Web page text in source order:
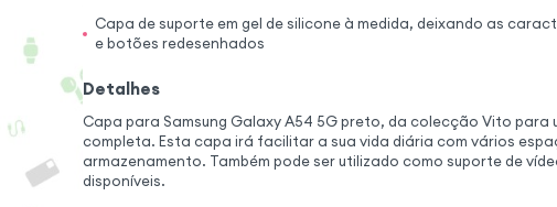
Capa de suporte em gel de silicone à medida, deixando as
e botões redesenhados
Detalhes
Capa para Samsung Galaxy A54 5G preto, da colecção Vito para
completa. Esta capa irá facilitar a sua vida diária com vários
armazenamento. Também pode ser utilizado como suporte de
disponíveis.